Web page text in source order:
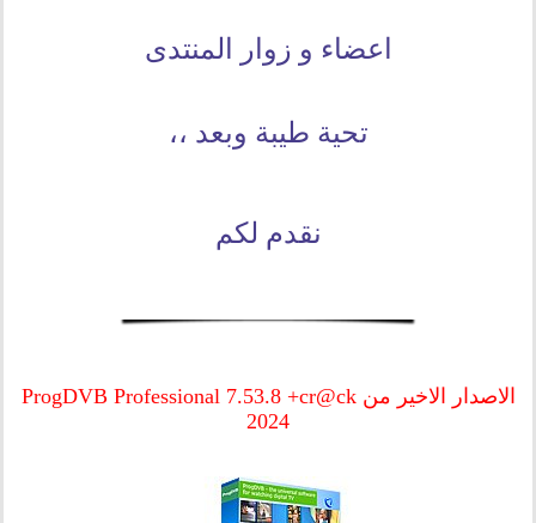
اعضاء و زوار المنتدى
تحية طيبة وبعد ،،
نقدم لكم
الاصدار الاخير من ProgDVB Professional 7.53.8 +cr@ck
2024